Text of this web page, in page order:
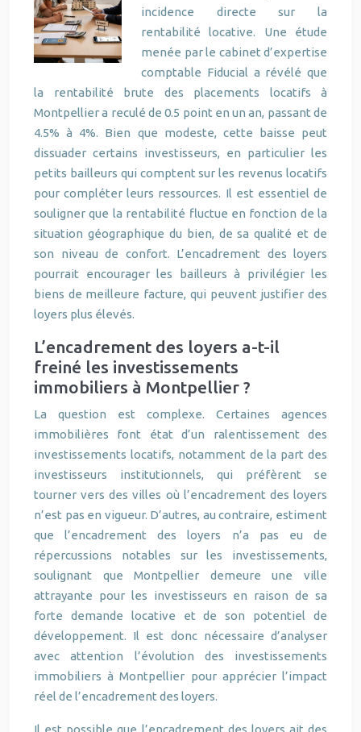
incidence directe sur la
rentabilité locative. Une étude
menée par le cabinet d’expertise
comptable Fiducial a révélé que
la rentabilité brute des placements locatifs à
Montpellier a reculé de 0.5 point en un an, passant de
4.5% à 4%. Bien que modeste, cette baisse peut
dissuader certains investisseurs, en particulier les
petits bailleurs qui comptent sur les revenus locatifs
pour compléter leurs ressources. Il est essentiel de
souligner que la rentabilité fluctue en fonction de la
situation géographique du bien, de sa qualité et de
son niveau de confort. L’encadrement des loyers
pourrait encourager les bailleurs à privilégier les
biens de meilleure facture, qui peuvent justifier des
loyers plus élevés.
L’encadrement des loyers a-t-il
freiné les investissements
immobiliers à Montpellier ?
La question est complexe. Certaines agences
immobilières font état d’un ralentissement des
investissements locatifs, notamment de la part des
investisseurs institutionnels, qui préfèrent se
tourner vers des villes où l’encadrement des loyers
n’est pas en vigueur. D’autres, au contraire, estiment
que l’encadrement des loyers n’a pas eu de
répercussions notables sur les investissements,
soulignant que Montpellier demeure une ville
attrayante pour les investisseurs en raison de sa
forte demande locative et de son potentiel de
développement. Il est donc nécessaire d’analyser
avec attention l’évolution des investissements
immobiliers à Montpellier pour apprécier l’impact
réel de l’encadrement des loyers.
Il est possible que l’encadrement des loyers ait des